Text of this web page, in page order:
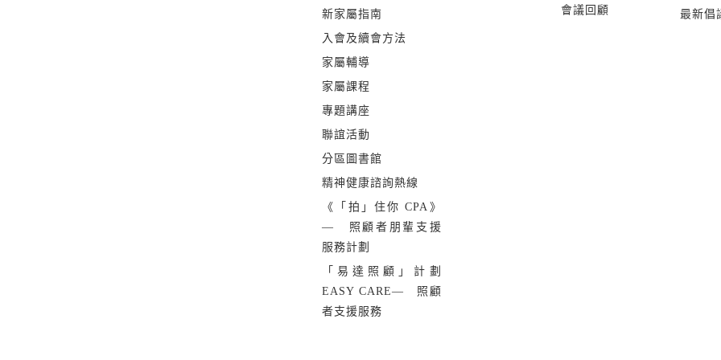
新家屬指南
入會及續會方法
家屬輔導
家屬課程
專題講座
聯誼活動
分區圖書館
精神健康諮詢熱線
《「拍」住你 CPA》
— 照顧者朋輩支援
服務計劃
「易達照顧」計劃
EASY CARE— 照顧
者支援服務
會議回顧 最新倡